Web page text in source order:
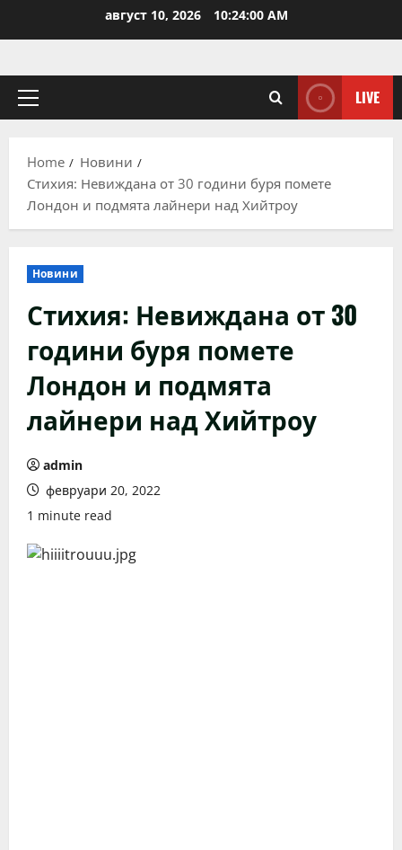
август 10, 2026 10:24:01 AM
Primary
LIVE
Home
Новини
Стихия: Невиждана от 30 години буря помете
Лондон и подмята лайнери над Хийтроу
Новини
Стихия: Невиждана от 30
години буря помете
Лондон и подмята
лайнери над Хийтроу
admin
февруари 20, 2022
1 minute read